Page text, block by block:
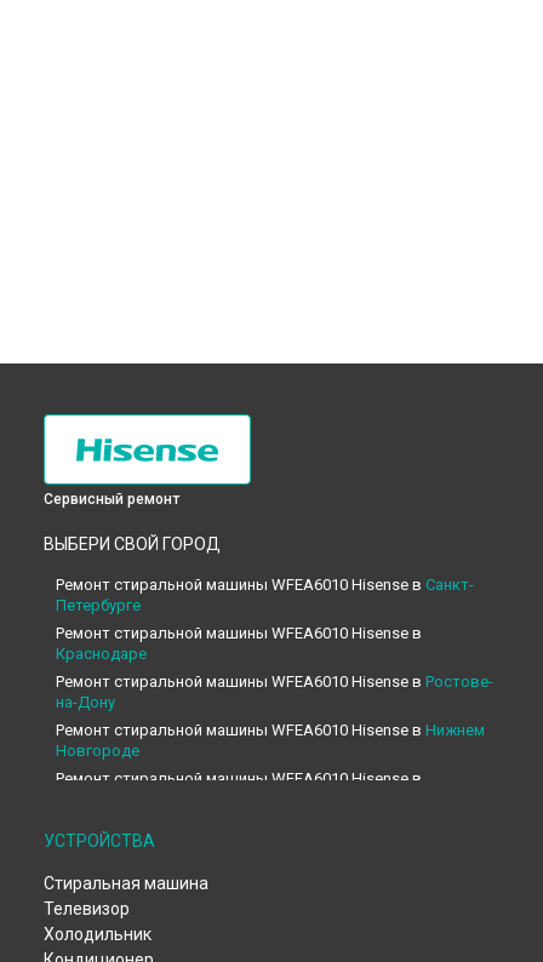
Сервисный ремонт
ВЫБЕРИ СВОЙ ГОРОД
Ремонт стиральной машины WFEA6010 Hisense в Санкт-
Петербурге
Ремонт стиральной машины WFEA6010 Hisense в
Краснодаре
Ремонт стиральной машины WFEA6010 Hisense в Ростове-
на-Дону
Ремонт стиральной машины WFEA6010 Hisense в Нижнем
Новгороде
Ремонт стиральной машины WFEA6010 Hisense в
Ремонт стиральной машины WFEA6010 Hisense в
Челябинске
Ремонт стиральной машины WFEA6010 Hisense в
Екатеринбурге
Ремонт стиральной машины WFEA6010 Hisense в
Ремонт стиральной машины WFEA6010 Hisense в
УСТРОЙСТВА
Стиральная машина
Телевизор
Холодильник